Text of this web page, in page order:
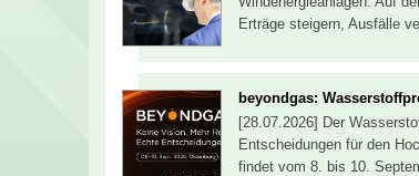
Erträge steigern, Ausfälle
beyondgas:
[28.07.2026] Der
Entscheidungen für den
findet vom 8. bis 10.